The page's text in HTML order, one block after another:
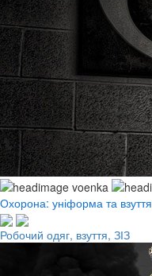
Охорона: уніформа та взуття
Робочий одяг, взуття, ЗІЗ